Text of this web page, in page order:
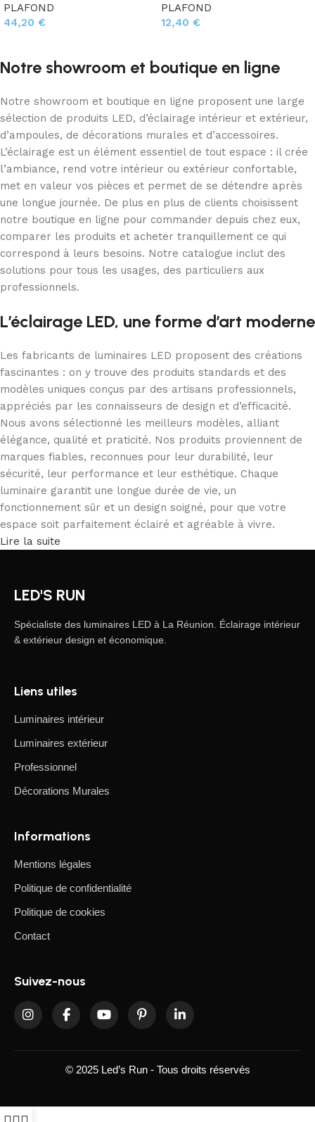
PLAFOND
44,20 €
PLAFOND
12,40 €
Notre showroom et boutique en ligne
Notre showroom et boutique en ligne proposent une large
sélection de produits LED, d’éclairage intérieur et extérieur,
d’ampoules, de décorations murales et d’accessoires.
L’éclairage est un élément essentiel de tout espace : il crée
l’ambiance, rend votre intérieur ou extérieur confortable,
met en valeur vos pièces et permet de se détendre après
une longue journée. De plus en plus de clients choisissent
notre boutique en ligne pour commander depuis chez eux,
comparer les produits et acheter tranquillement ce qui
correspond à leurs besoins. Notre catalogue inclut des
solutions pour tous les usages, des particuliers aux
professionnels.
L’éclairage LED, une forme d’art moderne
Les fabricants de luminaires LED proposent des créations
fascinantes : on y trouve des produits standards et des
modèles uniques conçus par des artisans professionnels,
appréciés par les connaisseurs de design et d’efficacité.
Nous avons sélectionné les meilleurs modèles, alliant
élégance, qualité et praticité. Nos produits proviennent de
marques fiables, reconnues pour leur durabilité, leur
sécurité, leur performance et leur esthétique. Chaque
luminaire garantit une longue durée de vie, un
fonctionnement sûr et un design soigné, pour que votre
espace soit parfaitement éclairé et agréable à vivre.
Lire la suite
LED'S RUN
Spécialiste des luminaires LED à La Réunion. Éclairage intérieur
& extérieur design et économique.
Liens utiles
Luminaires intérieur
Luminaires extérieur
Professionnel
Décorations Murales
Informations
Mentions légales
Politique de confidentialité
Politique de cookies
Contact
Suivez-nous
© 2025 Led’s Run - Tous droits réservés